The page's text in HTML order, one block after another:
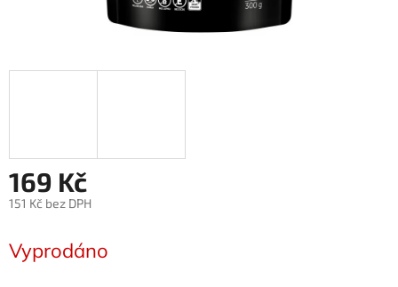
169 Kč
151 Kč bez DPH
cena:
Vyprodáno